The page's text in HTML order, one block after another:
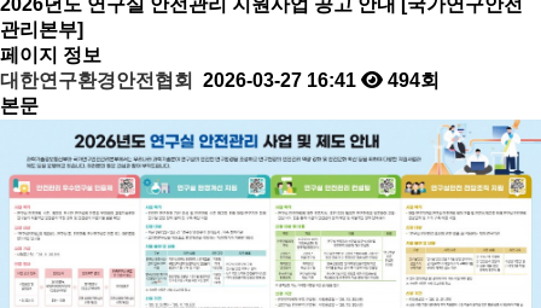
2026년도 연구실 안전관리 지원사업 공고 안내 [국가연구안전
관리본부]
페이지 정보
대한연구환경안전협회
2026-03-27 16:41
494회
본문